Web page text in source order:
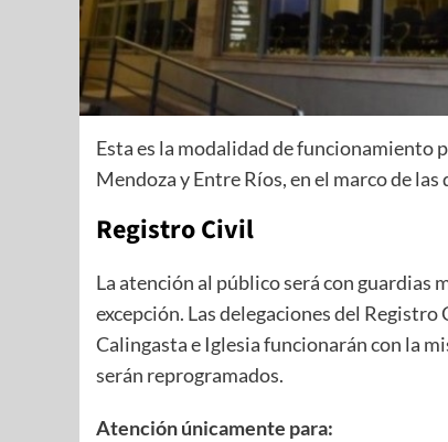
Esta es la modalidad de funcionamiento
Mendoza y Entre Ríos, en el marco de
Registro Civil
La atención al público será con guardias
excepción. Las delegaciones del
Calingasta e Iglesia funcionarán con la
serán reprogramados.
Atención únicamente para: